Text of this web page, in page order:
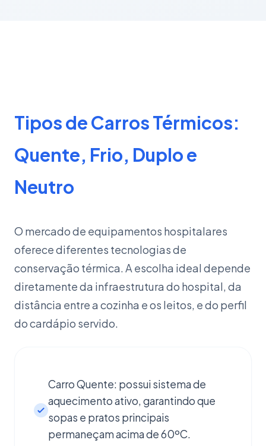
Tipos de Carros Térmicos:
Quente, Frio, Duplo e
Neutro
O mercado de equipamentos hospitalares
oferece diferentes tecnologias de
conservação térmica. A escolha ideal depende
diretamente da infraestrutura do hospital, da
distância entre a cozinha e os leitos, e do perfil
do cardápio servido.
Carro Quente: possui sistema de
aquecimento ativo, garantindo que
sopas e pratos principais
permaneçam acima de 60ºC.